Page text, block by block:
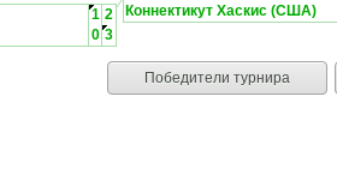
1 2
0 3
Коннектикут Хаскис (США)
Победители турнира